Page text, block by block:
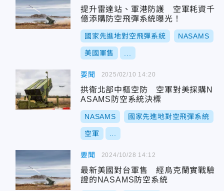
提升雷達站、軍港防護 空軍耗資千
億添購防空飛彈系統曝光！
國家先進地對空飛彈系統 NASAMS
美國軍售
要聞
拱衛北部中樞空防 空軍對美採購N
ASAMS防空系統決標
NASAMS 國家先進地對空飛彈系統
空軍
2025/02/10 14:20
要聞
最新美國對台軍售 經烏克蘭實戰驗
證的NASAMS防空系統
2024/10/28 14:12